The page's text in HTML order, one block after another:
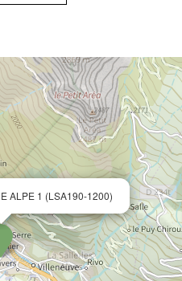
ALPE 1 (LSA190-1200)